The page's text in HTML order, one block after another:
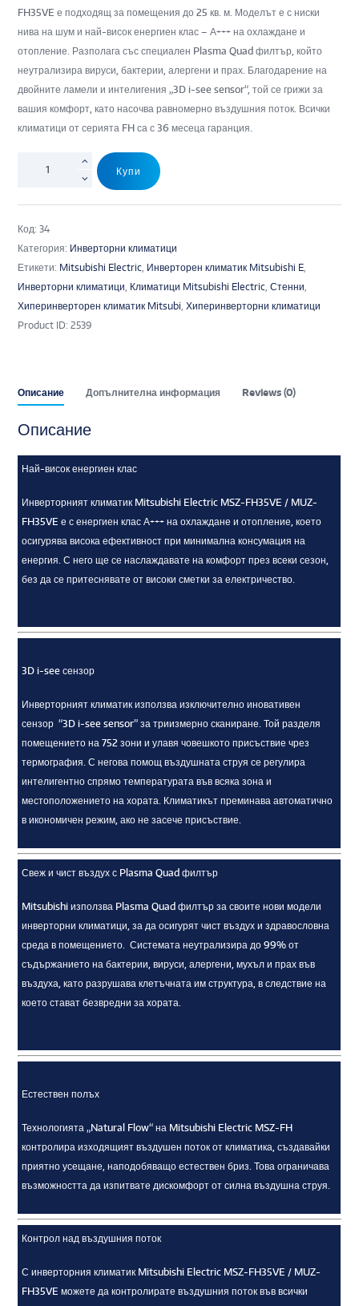
FH35VE е подходящ за помещения до 25 кв. м. Моделът е с ниски
нива на шум и най-висок енергиен клас – А+++ на охлаждане и
отопление. Разполага със специален Plasma Quad филтър, който
неутрализира вируси, бактерии, алергени и прах. Благодарение на
двойните ламели и интелигения „3D i-see sensor“, той се грижи за
вашия комфорт, като насочва равномерно въздушния поток. Всички
климатици от серията FH са с 36 месеца гаранция.
Купи
Код:34
Категория: Инверторни климатици
Етикети: Mitsubishi Electric Инверторен климатик Mitsubishi E
Инверторни климатици Климатици Mitsubishi Electric ,Стенни
Хиперинверторен климатик Mitsubi ,Хиперинверторни климатици
Product ID:2539
Описание Допълнителна информация Reviews (0)
Описание
Най-висок енергиен клас
Инверторният климатик Mitsubishi Electric MSZ-FH35VE / MUZ-
FH35VE е с енергиен клас А+++ на охлаждане и отопление, което
осигурява висока ефективност при минимална консумация на
енергия. С него ще се наслаждавате на комфорт през всеки сезон,
без да се притеснявате от високи сметки за електричество.
3D i-see сензор
Инверторният климатик използва изключително иновативен
сензор “3D i-see sensor” за триизмерно сканиране. Той разделя
помещението на 752 зони и улавя човешкото присъствие чрез
термография. С негова помощ въздушната струя се регулира
интелигентно спрямо температурата във всяка зона и
местоположението на хората. Климатикът преминава автоматично
в икономичен режим, ако не засече присъствие.
Свеж и чист въздух с Plasma Quad филтър
Mitsubishi използва Plasma Quad филтър за своите нови модели
инверторни климатици, за да осигурят чист въздух и здравословна
среда в помещението. Системата неутрализира до 99% от
съдържанието на бактерии, вируси, алергени, мухъл и прах във
въздуха, като разрушава клетъчната им структура, в следствие на
което стават безвредни за хората.
Естествен полъх
Технологията „Natural Flow“ на Mitsubishi Electric MSZ-FH
контролира изходящият въздушен поток от климатика, създавайки
приятно усещане, наподобяващо естествен бриз. Това ограничава
възможността да изпитвате дискомфорт от силна въздушна струя.
Контрол над въздушния поток
С инверторния климатик Mitsubishi Electric MSZ-FH35VE / MUZ-
FH35VE можете да контролирате въздушния поток във всички